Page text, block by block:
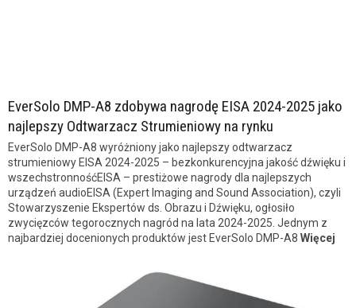
EverSolo DMP-A8 zdobywa nagrodę EISA 2024-2025 jako
najlepszy Odtwarzacz Strumieniowy na rynku
EverSolo DMP-A8 wyróżniony jako najlepszy odtwarzacz
strumieniowy EISA 2024-2025 – bezkonkurencyjna jakość dźwięku i
wszechstronnośćEISA – prestiżowe nagrody dla najlepszych
urządzeń audioEISA (Expert Imaging and Sound Association), czyli
Stowarzyszenie Ekspertów ds. Obrazu i Dźwięku, ogłosiło
zwycięzców tegorocznych nagród na lata 2024-2025. Jednym z
najbardziej docenionych produktów jest EverSolo DMP-A8 Więcej